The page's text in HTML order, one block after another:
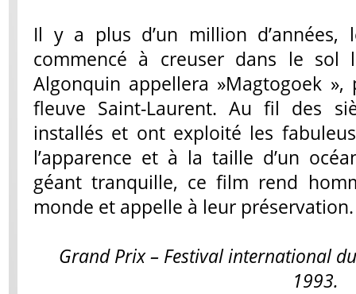
Il y a plus d’un million d’années,
commencé à creuser dans le
Algonquin appellera »Magtogoek
fleuve Saint-Laurent. Au fil des
installés et ont exploité les
l’apparence et à la taille d’un
géant tranquille, ce film rend
monde et appelle à leur préservation.
Grand Prix – Festival international
1993.